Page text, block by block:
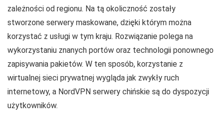
zależności od regionu. Na tą okoliczność zostały
stworzone serwery maskowane, dzięki którym można
korzystać z usługi w tym kraju. Rozwiązanie polega na
wykorzystaniu znanych portów oraz technologii ponownego
zapisywania pakietów. W ten sposób, korzystanie z
wirtualnej sieci prywatnej wygląda jak zwykły ruch
internetowy, a NordVPN serwery chińskie są do dyspozycji
użytkowników.